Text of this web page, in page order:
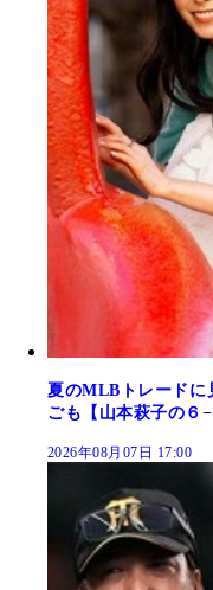
夏のMLBトレードに
ごも【山本萩子の６
2026年08月07日 17:00